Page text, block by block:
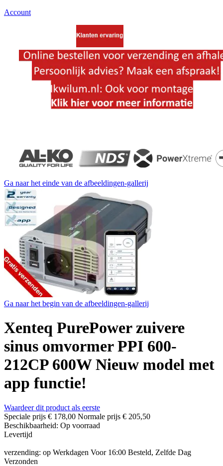
Account
Ga naar het einde van de afbeeldingen-gallerij
Ga naar het begin van de afbeeldingen-gallerij
Xenteq PurePower zuivere
sinus omvormer PPI 600-
212CP 600W Nieuw model met
app functie!
Waardeer dit product als eerste
Speciale prijs € 178,00 Normale prijs € 205,50
Beschikbaarheid: Op voorraad
Levertijd
verzending: op Werkdagen Voor 16:00 Besteld, Zelfde Dag
Verzonden